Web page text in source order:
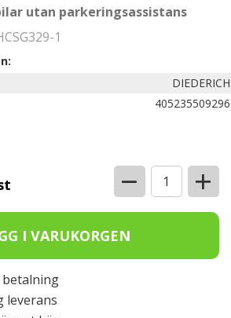
utan parkeringsassistans
1
− +
betalning
leverans